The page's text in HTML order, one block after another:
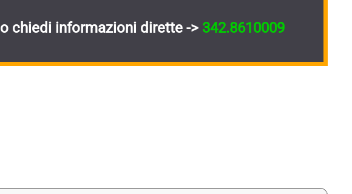
o chiedi informazioni dirette -> 342.8610009